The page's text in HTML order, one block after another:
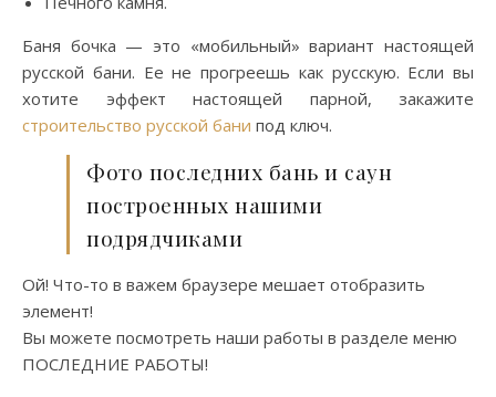
Баня бочка — это «мобильный» вариант настоящей
русской бани. Ее не прогреешь как русскую. Если вы
хотите эффект настоящей парной, закажите
строительство русской бани под ключ.
Фото последних бань и саун
построенных нашими
подрядчиками
Ой! Что-то в важем браузере мешает отобразить
элемент!
Вы можете посмотреть наши работы в разделе меню
ПОСЛЕДНИЕ РАБОТЫ!